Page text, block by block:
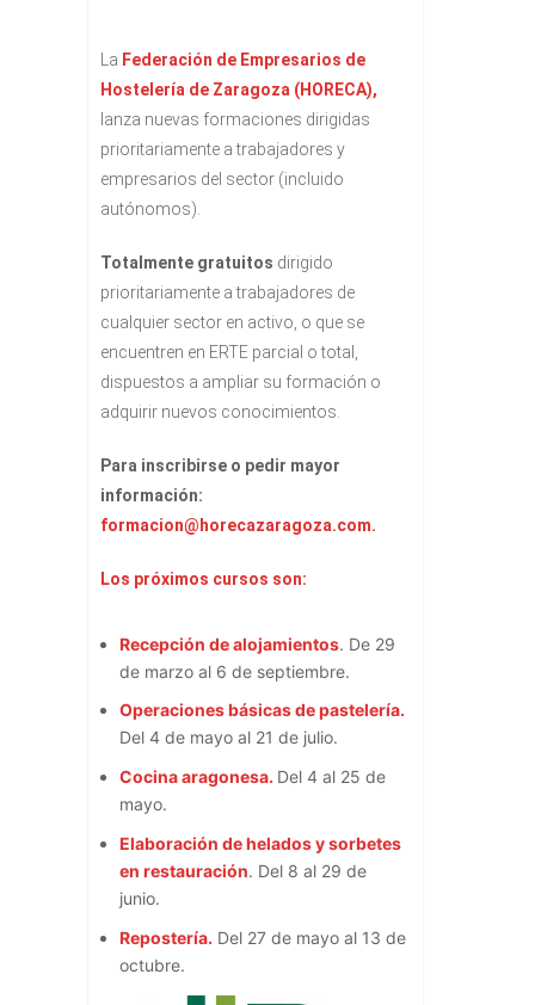
La Federación de Empresarios de
Hostelería de Zaragoza (HORECA),
lanza nuevas formaciones dirigidas
prioritariamente a trabajadores y
empresarios del sector (incluido
autónomos).
Totalmente gratuitos dirigido
prioritariamente a trabajadores de
cualquier sector en activo, o que se
encuentren en ERTE parcial o total,
dispuestos a ampliar su formación o
adquirir nuevos conocimientos.
Para inscribirse o pedir mayor
información:
formacion@horecazaragoza.com.
Los próximos cursos son:
Recepción de alojamientos. De 29
de marzo al 6 de septiembre.
Operaciones básicas de pastelería.
Del 4 de mayo al 21 de julio.
Cocina aragonesa. Del 4 al 25 de
mayo.
Elaboración de helados y sorbetes
en restauración. Del 8 al 29 de
junio.
Repostería. Del 27 de mayo al 13 de
octubre.